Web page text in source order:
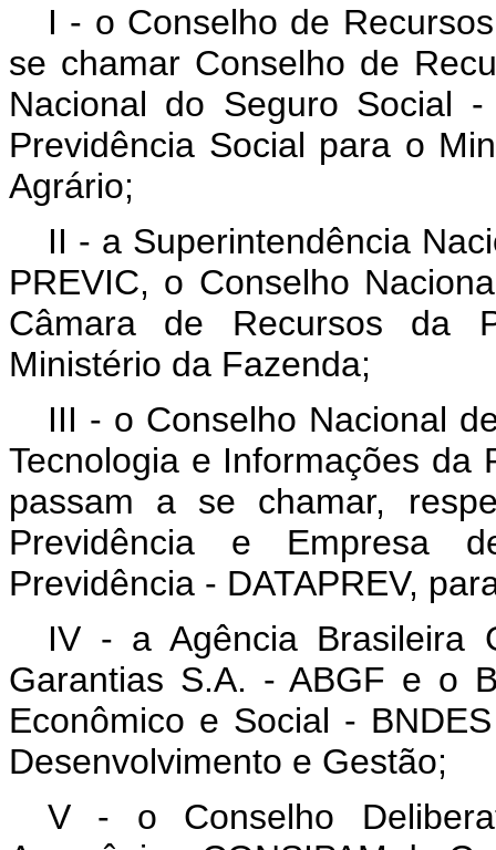
I - o Conselho de
se chamar Conselho de
Nacional do Seguro Social
Previdência Social para o
Agrário;
II - a Superintendência
PREVIC, o Conselho
Câmara de Recursos da
Ministério da Fazenda;
III - o Conselho Nacional
Tecnologia e Informações da
passam a se chamar,
Previdência e Empresa
Previdência - DATAPREV,
IV - a Agência Brasileira
Garantias S.A. - ABGF e o
Econômico e Social -
Desenvolvimento e Gestão;
V - o Conselho